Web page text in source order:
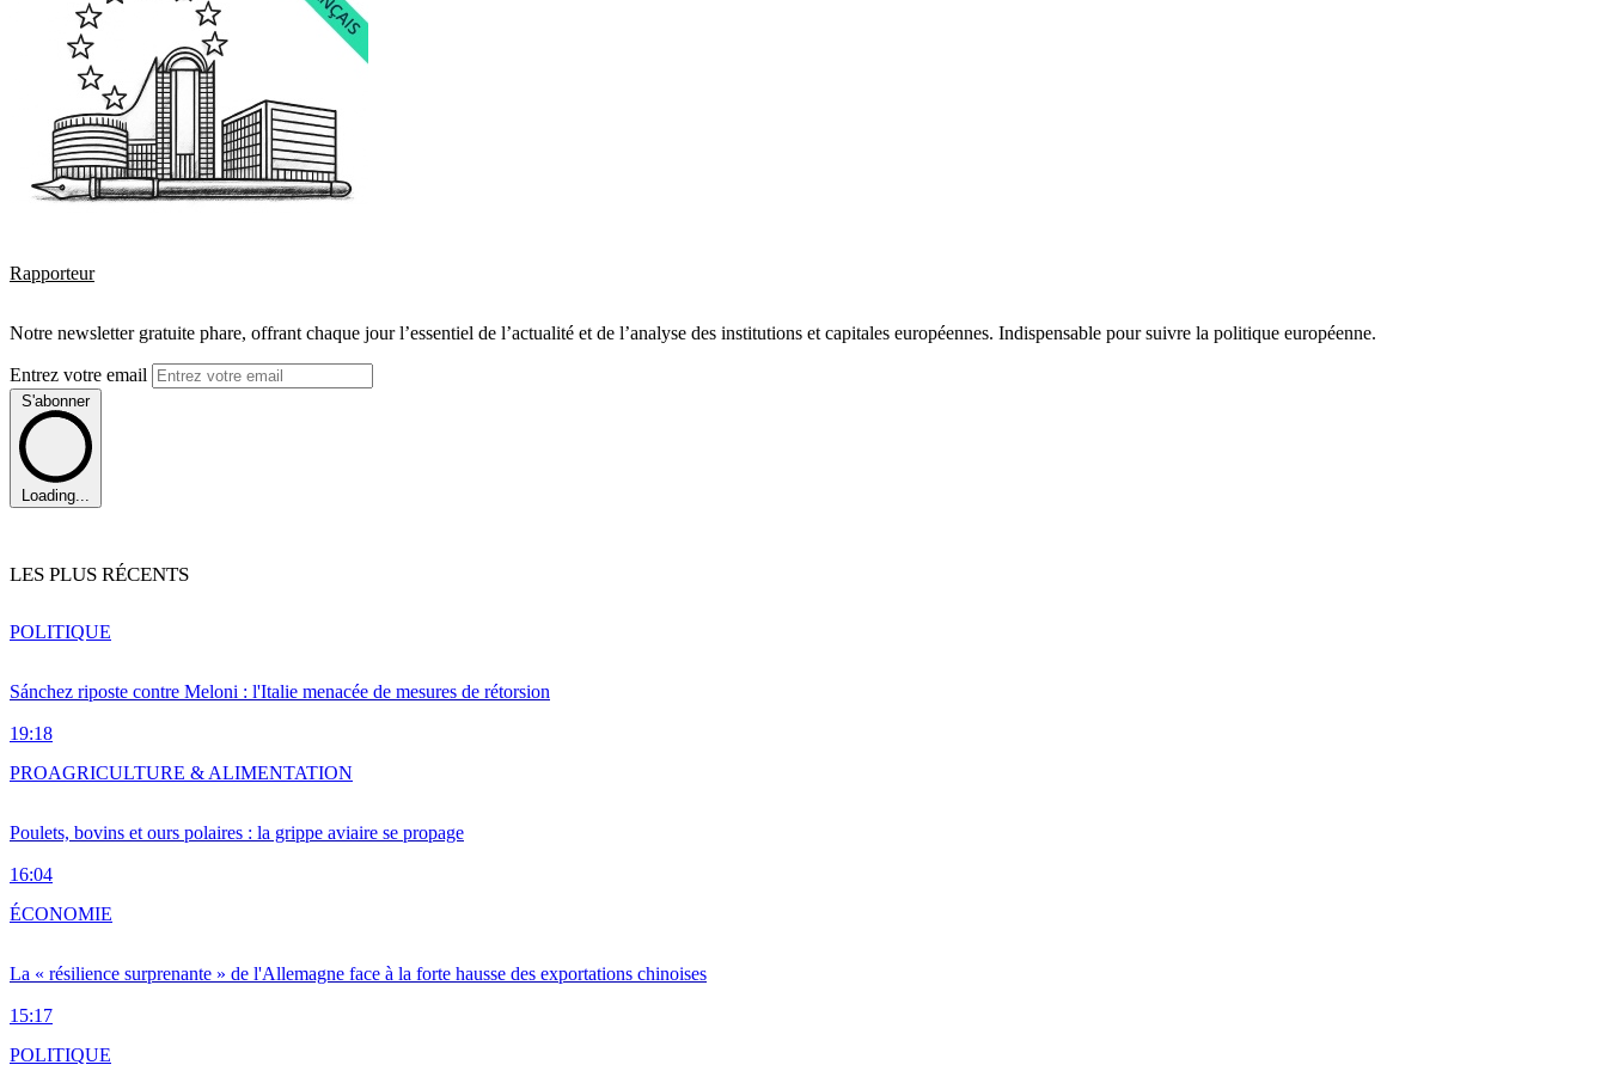
Rapporteur
Notre newsletter gratuite phare, offrant chaque jour l’essentiel de l’actualité et de l’analyse des institutions et capitales européennes. Indispensable pour suivre la politique européenne.
Entrez votre email
S'abonner
Loading...
LES PLUS RÉCENTS
Sánchez riposte contre Meloni : l'Italie menacée de mesures de rétorsion
19:18
POLITIQUE
Poulets, bovins et ours polaires : la grippe aviaire se propage
16:04
PROAGRICULTURE & ALIMENTATION
La « résilience surprenante » de l'Allemagne face à la forte hausse des exportations chinoises
15:17
ÉCONOMIE
POLITIQUE